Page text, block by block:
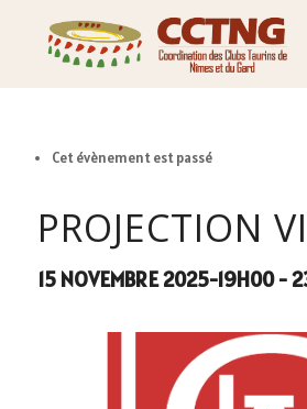
Cet évènement est passé
PROJECTION
15 NOVEMBRE 2025-19H00-